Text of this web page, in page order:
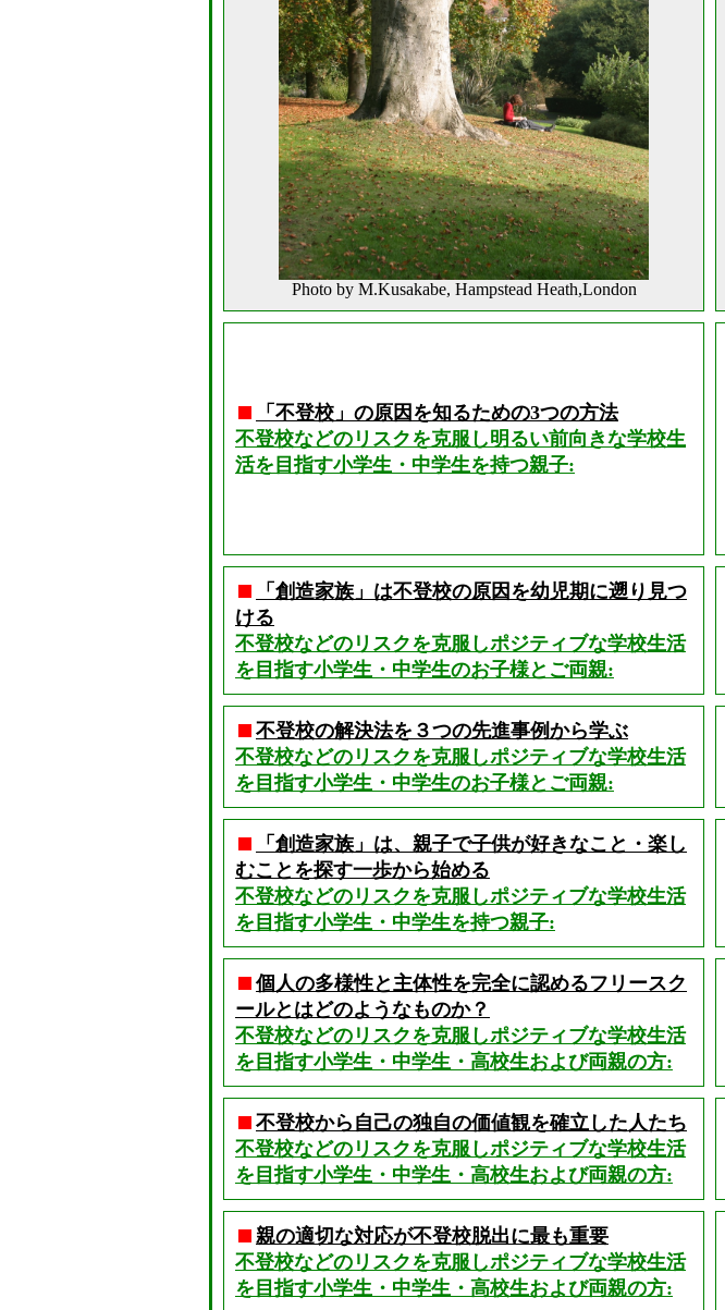
Photo by M.Kusakabe, Hampstead Heath,London
「不登校」の原因を知るための3つの方法
不登校などのリスクを克服し明るい前向きな学校生
活を目指す小学生・中学生を持つ親子:
「創造家族」は不登校の原因を幼児期に遡り見つ
ける
不登校などのリスクを克服しポジティブな学校生活
を目指す小学生・中学生のお子様とご両親:
不登校の解決法を３つの先進事例から学ぶ
不登校などのリスクを克服しポジティブな学校生活
を目指す小学生・中学生のお子様とご両親:
「創造家族」は、親子で子供が好きなこと・楽し
むことを探す一歩から始める
不登校などのリスクを克服しポジティブな学校生活
を目指す小学生・中学生を持つ親子:
個人の多様性と主体性を完全に認めるフリースク
ールとはどのようなものか？
不登校などのリスクを克服しポジティブな学校生活
を目指す小学生・中学生・高校生および両親の方:
不登校から自己の独自の価値観を確立した人たち
不登校などのリスクを克服しポジティブな学校生活
を目指す小学生・中学生・高校生および両親の方:
親の適切な対応が不登校脱出に最も重要
不登校などのリスクを克服しポジティブな学校生活
を目指す小学生・中学生・高校生および両親の方: